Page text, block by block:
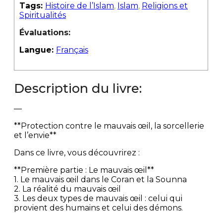
Tags: Histoire de l’Islam, Islam, Religions et
Spiritualités
Évaluations:
Langue: Français
Description du livre:
—
**Protection contre le mauvais œil, la sorcellerie
et l’envie**
Dans ce livre, vous découvrirez :
**Première partie : Le mauvais œil**
1. Le mauvais œil dans le Coran et la Sounna
2. La réalité du mauvais œil
3. Les deux types de mauvais œil : celui qui
provient des humains et celui des démons.